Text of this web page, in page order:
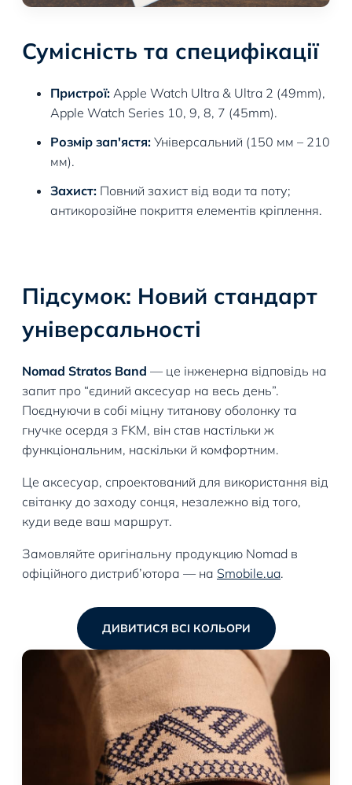
Сумісність та специфікації
Пристрої: Apple Watch Ultra & Ultra 2 (49mm),
Apple Watch Series 10, 9, 8, 7 (45mm).
Розмір зап'ястя: Універсальний (150 мм – 210
мм).
Захист: Повний захист від води та поту;
антикорозійне покриття елементів кріплення.
Підсумок: Новий стандарт
універсальності
Nomad Stratos Band — це інженерна відповідь на
запит про “єдиний аксесуар на весь день”.
Поєднуючи в собі міцну титанову оболонку та
гнучке осердя з FKM, він став настільки ж
функціональним, наскільки й комфортним.
Це аксесуар, спроектований для використання від
світанку до заходу сонця, незалежно від того,
куди веде ваш маршрут.
Замовляйте оригінальну продукцию Nomad в
офіційного дистриб’ютора — на Smobile.ua.
ДИВИТИСЯ ВСІ КОЛЬОРИ